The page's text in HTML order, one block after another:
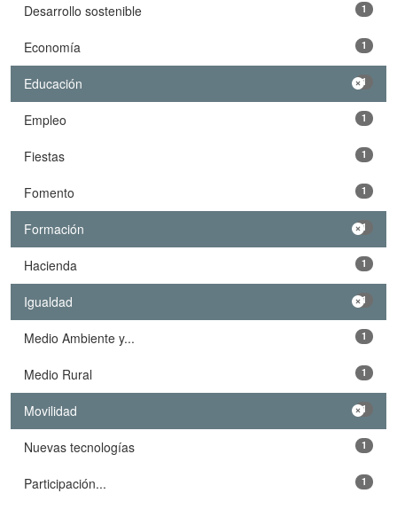
Desarrollo sostenible 1
Economía 1
Educación 1
Empleo 1
Fiestas 1
Fomento 1
Formación 1
Hacienda 1
Igualdad 1
Medio Ambiente y... 1
Medio Rural 1
Movilidad 1
Nuevas tecnologías 1
Participación... 1